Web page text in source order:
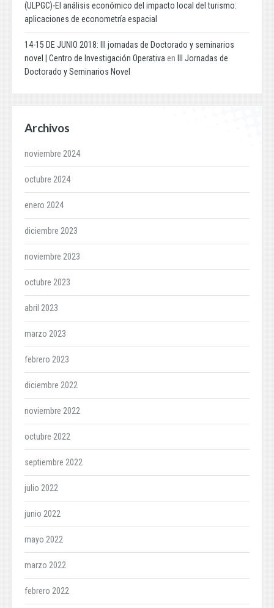
(ULPGC)-El análisis económico del impacto local del turismo:
aplicaciones de econometría espacial
14-15 DE JUNIO 2018: III jornadas de Doctorado y seminarios
novel | Centro de Investigación Operativa en
III Jornadas de
Doctorado y Seminarios Novel
Archivos
noviembre 2024
octubre 2024
enero 2024
diciembre 2023
noviembre 2023
octubre 2023
abril 2023
marzo 2023
febrero 2023
diciembre 2022
noviembre 2022
octubre 2022
septiembre 2022
julio 2022
junio 2022
mayo 2022
marzo 2022
febrero 2022